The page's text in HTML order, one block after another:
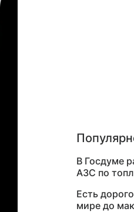
В Госдуме
АЗС по
Есть
мире до